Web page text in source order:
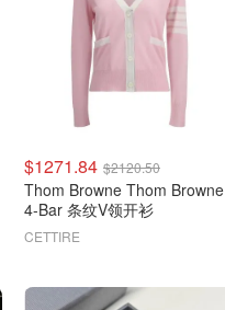
$1271.84 $2120.50
Thom Browne Thom Browne
4-Bar 条纹V领开衫
CETTIRE